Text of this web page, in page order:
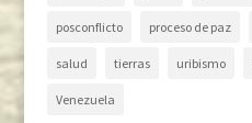
posconflicto proceso de paz
salud tierras uribismo
Venezuela